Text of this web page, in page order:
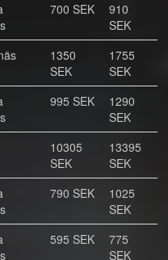
700 SEK
910
SEK
1350
SEK
1755
SEK
995 SEK
1290
SEK
10305
SEK
13395
SEK
790 SEK
1025
SEK
595 SEK
775
SEK